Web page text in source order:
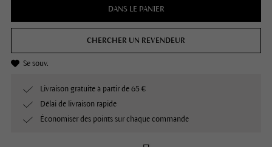
DANS LE PANIER
CHERCHER UN REVENDEUR
Se souv.
Livraison gratuite à partir de 65 €
Délai de livraison rapide
Économiser des points sur chaque commande